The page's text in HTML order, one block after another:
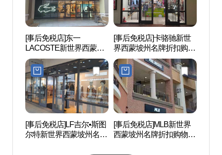
[事后免税店]东一
LACOSTE新世界西蒙坡
州名牌折扣购物中心(라
코스테 신세계사이먼프
리미엄아울렛 파주점)
[事后免税店]卡骆驰新世
界西蒙坡州名牌折扣购物
中心(크록스 신세계사이
먼프리미엄아울렛 파주
점)
[事后免税店]LF吉尔•斯图
尔特新世界西蒙坡州名牌
[事后免税店]MLB新世界
西蒙坡州名牌折扣购物中